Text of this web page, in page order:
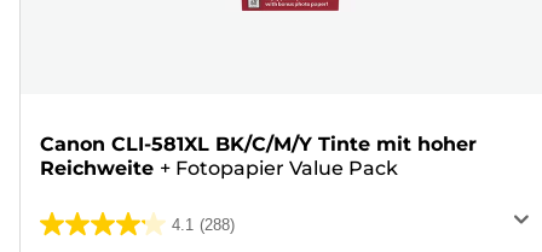
Canon CLI-581XL BK/C/M/Y Tinte mit hoher
Reichweite + Fotopapier Value Pack
4.1 (288)
4.1